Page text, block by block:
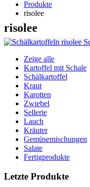
Produkte
risolee
risolee
Zeige alle
Kartoffel mit Schale
Schälkartoffel
Kraut
Karotten
Zwiebel
Sellerie
Lauch
Kräuter
Gemüsemischungen
Salate
Fertigprodukte
Letzte Produkte